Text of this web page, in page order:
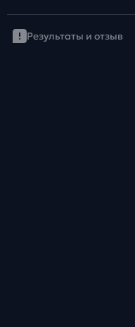
Результаты и отзыв